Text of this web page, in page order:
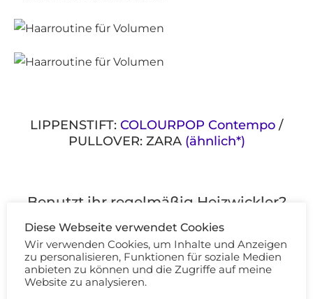
LIPPENSTIFT: COLOURPOP Contempo /
PULLOVER: ZARA (ähnlich*)
Benutzt ihr regelmäßig Heizwickler?
Wie sieht eure Haarroutine aus?
Diese Webseite verwendet Cookies
Wir verwenden Cookies, um Inhalte und Anzeigen
zu personalisieren, Funktionen für soziale Medien
anbieten zu können und die Zugriffe auf meine
Website zu analysieren.